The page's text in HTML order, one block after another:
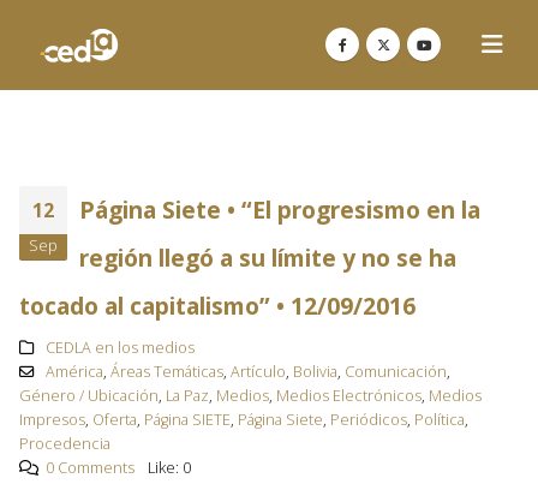
12
Sep
Página Siete • “El progresismo en la
región llegó a su límite y no se ha
tocado al capitalismo” • 12/09/2016
CEDLA en los medios
América, Áreas Temáticas, Artículo, Bolivia, Comunicación,
Género / Ubicación, La Paz, Medios, Medios Electrónicos, Medios
Impresos, Oferta, Página SIETE, Página Siete, Periódicos, Política,
Procedencia
0 Comments
Like: 0